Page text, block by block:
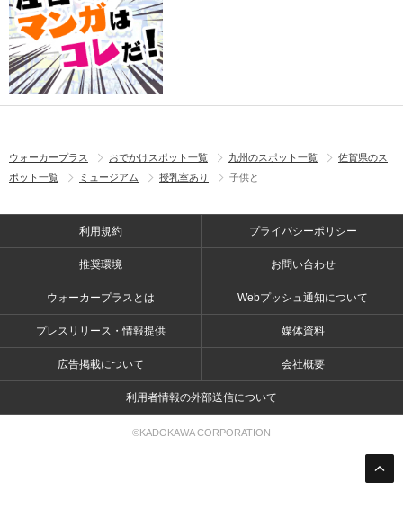
ウォーカープラス おでかけスポット一覧 九州のスポット一覧
佐賀県のス
ポット一覧
ミュージアム 授乳室あり 子供と
利用規約 プライバシーポリシー
推奨環境 お問い合わせ
ウォーカープラスとは Webプッシュ通知について
プレスリリース・情報提供 媒体資料
広告掲載について 会社概要
利用者情報の外部送信について
©KADOKAWA CORPORATION